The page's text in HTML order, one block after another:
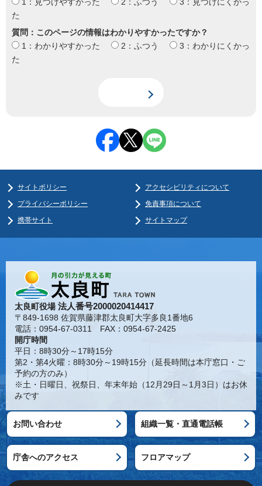
た
質問：このページの情報はわかりやすかったですか？
1：わかりやすかった
2：ふつう
3：わかりにくかっ
た
サイトポリシー
アクセシビリティについて
プライバシーポリシー
免責事項について
携帯サイト
サイトマップ
太良町役場法人番号2000020414417
〒849-1698 佐賀県藤津郡太良町大字多良1番地6
電話：0954-67-0311 FAX：0954-67-2425
開庁時間
平日：8時30分～17時15分
第2・第4火曜：8時30分～19時15分（延長時間は本庁窓口・ご
予約の方のみ）
※土・日曜日、祝祭日、年末年始（12月29日～1月3日）はお休
みです
お問い合わせ 組織一覧・直通電話帳
庁舎へのアクセス フロアマップ